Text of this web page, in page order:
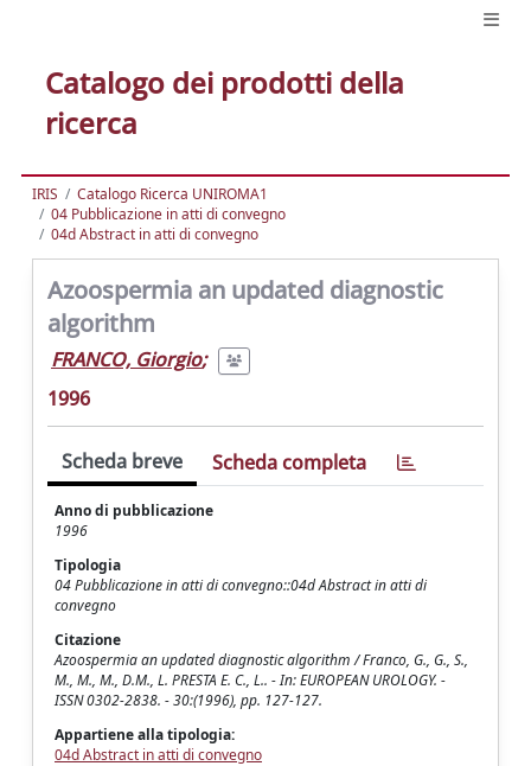
Catalogo dei prodotti della
ricerca
IRIS
Catalogo Ricerca UNIROMA1
04 Pubblicazione in atti di convegno
04d Abstract in atti di convegno
Azoospermia an updated diagnostic
algorithm
FRANCO, Giorgio;
1996
Scheda breve Scheda completa
Anno di pubblicazione
1996
Tipologia
04 Pubblicazione in atti di convegno::04d Abstract in atti di
convegno
Citazione
Azoospermia an updated diagnostic algorithm / Franco, G., G., S.,
M., M., M., D.M., L. PRESTA E. C., L.. - In: EUROPEAN UROLOGY. -
ISSN 0302-2838. - 30:(1996), pp. 127-127.
Appartiene alla tipologia:
04d Abstract in atti di convegno